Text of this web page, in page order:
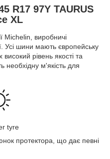
R17 97Y TAURUS
XL
Michelin, виробничі
Усі шини мають європейську
рівень якості та
необхідну м'якість для
tyre
протектора, що дає певні